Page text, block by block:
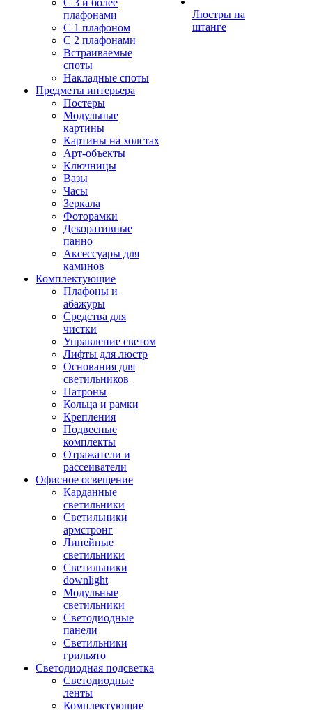
С 3 и более
плафонами
С 1 плафоном
С 2 плафонами
Встраиваемые
споты
Накладные споты
Предметы интерьера
Постеры
Модульные
картины
Картины на холстах
Арт-объекты
Ключницы
Вазы
Часы
Зеркала
Фоторамки
Декоративные
панно
Аксессуары для
каминов
Комплектующие
Плафоны и
абажуры
Средства для
чистки
Управление светом
Лифты для люстр
Основания для
светильников
Патроны
Кольца и рамки
Крепления
Подвесные
комплекты
Отражатели и
рассеиватели
Офисное освещение
Карданные
светильники
Светильники
армстронг
Линейные
светильники
Светильники
downlight
Модульные
светильники
Светодиодные
панели
Светильники
грильято
Светодиодная подсветка
Светодиодные
ленты
Комплектующие
Люстры на
штанге